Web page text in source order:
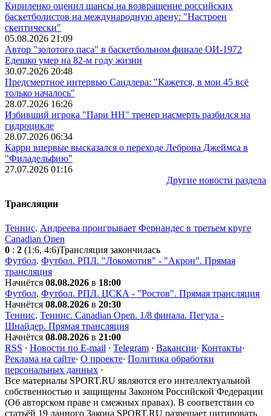
Кириленко оценил шансы на возвращение российских
баскетболистов на международную арену: "Настроен
скептически"
05.08.2026 21:09
Автор "золотого паса" в баскетбольном финале ОИ-1972
Едешко умер на 82-м году жизни
30.07.2026 20:48
Предсмертное интервью Сандлера: "Кажется, в мои 45 всё
только началось"
28.07.2026 16:26
Избивший игрока "Пари НН" тренер насмерть разбился на
гидроцикле
28.07.2026 06:34
Карри впервые высказался о переходе Леброна Джеймса в
"Филадельфию"
27.07.2026 01:16
Другие новости раздела
Трансляции
Теннис. Андреева проигрывает Фернандес в третьем круге
Canadian Open
0 : 2 (1:6, 4:6)Трансляция закончилась
Футбол. Футбол. РПЛ. "Локомотив" - "Акрон". Прямая
трансляция
Начнётся 08.08.2026 в 18:00
Футбол. Футбол. РПЛ. ЦСКА - "Ростов". Прямая трансляция
Начнётся 08.08.2026 в 20:30
Теннис. Теннис. Canadian Open. 1/8 финала. Пегула -
Шнайдер. Прямая трансляция
Начнётся 08.08.2026 в 21:00
RSS · Новости по E-mail · Telegram · Вакансии· Контакты·
Реклама на сайте· О проекте· Политика обработки
персональных данных ·
Все материалы SPORT.RU являются его интеллектуальной
собственностью и защищены Законом Российской Федерации
(Об авторском праве и смежных правах). В соответствии со
статьёй 19 данного Закона SPORT.RU разрешает цитировать